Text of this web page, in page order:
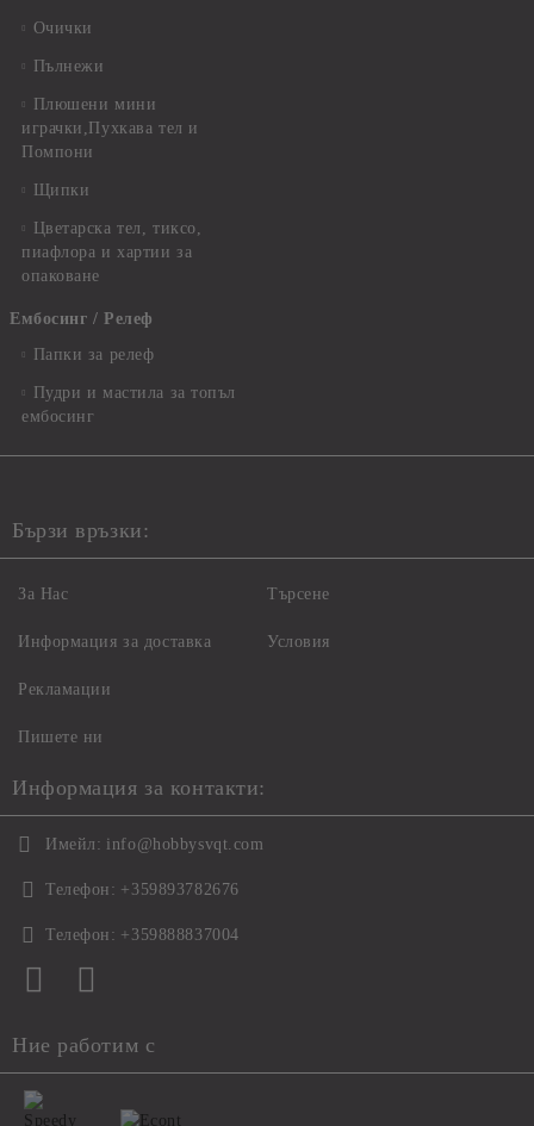
Очички
Пълнежи
Плюшени мини
играчки,Пухкава тел и
Помпони
Щипки
Цветарска тел, тиксо,
пиафлора и хартии за
опаковане
Ембосинг / Релеф
Папки за релеф
Пудри и мастила за топъл
ембосинг
Бързи връзки:
За Нас
Информация за доставка
Рекламации
Пишете ни
Търсене
Условия
Информация за контакти:
Имейл: info@hobbysvqt.com
Телефон: +359893782676
Телефон: +359888837004
Ние работим с